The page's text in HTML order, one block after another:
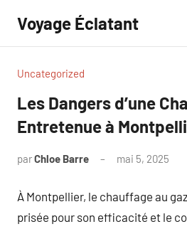
contenu
Voyage Éclatant
Uncategorized
Les Dangers d’une
Entretenue à
parChloe Barre mai 5, 2025
À Montpellier, le chauffage au
prisée pour son efficacité et le